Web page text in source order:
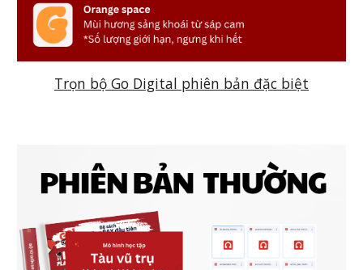
Trọn bộ Go Digital phiên bản đặc biệt